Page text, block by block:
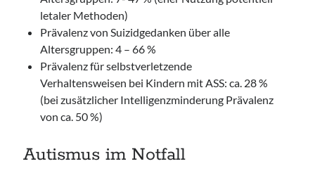
letaler Methoden)
Prävalenz von Suizidgedanken über alle
Altersgruppen: 4 – 66 %
Prävalenz für selbstverletzende
Verhaltensweisen bei Kindern mit ASS: ca. 28 %
(bei zusätzlicher Intelligenzminderung Prävalenz
von ca. 50 %)
Autismus im Notfall